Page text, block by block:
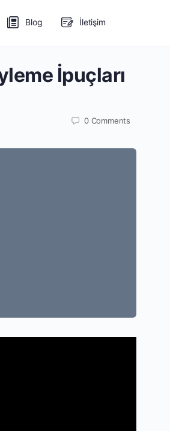
Blog İletişim
İpuçları
0 Comments